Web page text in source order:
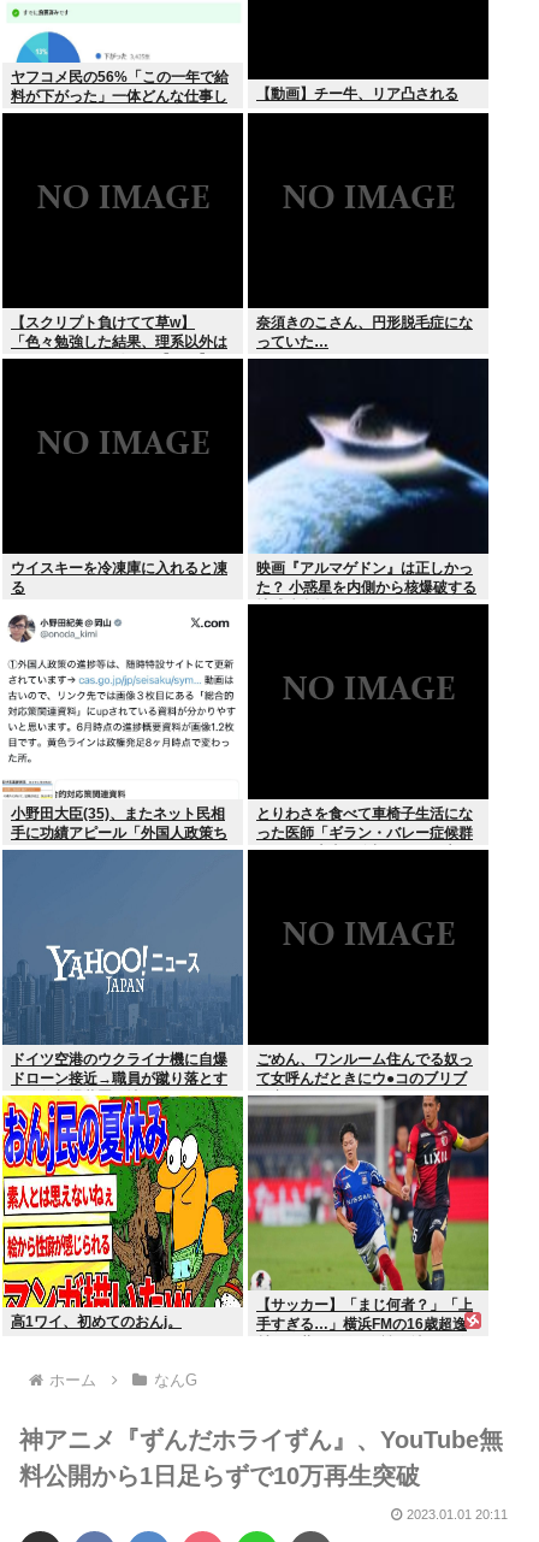
ヤフコメ民の56%「この一年で給
料が下がった」一体どんな仕事し
てんだよこいつら！？
【動画】チー牛、リア凸される
【スクリプト負けてて草w】
「色々勉強した結果、理系以外は
エラー品だと気付いた【ガチ】」
奈須きのこさん、円形脱毛症にな
っていた…
ウイスキーを冷凍庫に入れると凍
る
映画『アルマゲドン』は正しかっ
た？ 小惑星を内側から核爆破する
地球防衛策
小野田大臣(35)、またネット民相
手に功績アピール「外国人政策ち
ゃんとやってます」www
とりわさを食べて車椅子生活にな
った医師「ギラン・バレー症候群
になって本当に絶望。死んだ方が
ドイツ空港のウクライナ機に自爆
ドローン接近→職員が蹴り落とす
→偶然起爆装置が壊れセーフ
ごめん、ワンルーム住んでる奴っ
て女呼んだときにウ●コのブリブ
リ音どうしてんの？？
高1ワイ、初めてのおんj。
【サッカー】「まじ何者？」「上
手すぎる…」横浜FMの16歳超逸
ホーム なんG
神アニメ『ずんだホライずん』、YouTube無
料公開から1日足らずで10万再生突破
2023.01.01 20:11